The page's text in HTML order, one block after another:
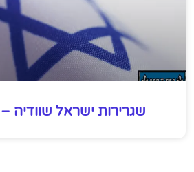
שגרירות ישראל שוודיה